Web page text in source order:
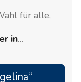
großzügig
für alle,
in